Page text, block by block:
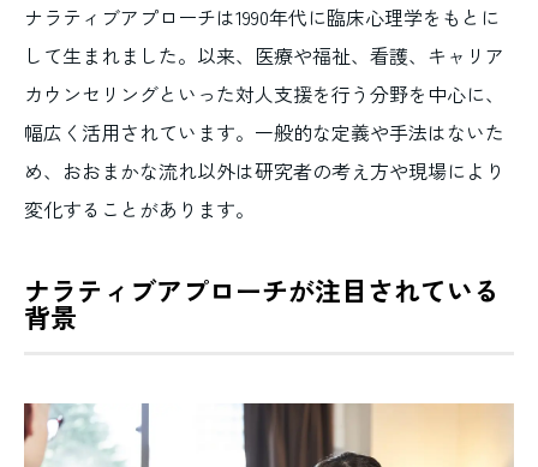
ナラティブアプローチは1990年代に臨床心理学をもとに
して生まれました。以来、医療や福祉、看護、キャリア
カウンセリングといった対人支援を行う分野を中心に、
幅広く活用されています。一般的な定義や手法はないた
め、おおまかな流れ以外は研究者の考え方や現場により
変化することがあります。
ナラティブアプローチが注目されている
背景